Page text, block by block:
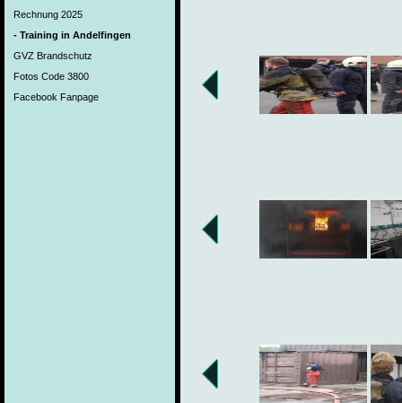
Rechnung 2025
- Training in Andelfingen
GVZ Brandschutz
Fotos Code 3800
Facebook Fanpage